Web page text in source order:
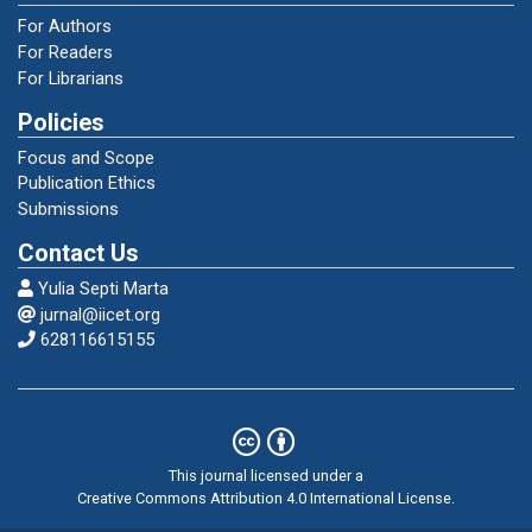
based on an Excel spreadsheet: Practical
Journal of Racket Sports Science, 1(2), 24–
Dinas Pendidikan Pemuda dan Olahraga.
(2023). Panduan pembinaan prestasi olahraga
nasional. Kementerian Pemuda dan Olahraga
Republik Indonesia.
Elliott, B., & Reid, M. (2017). Mechanics and
biomechanics of the groundstrokes and
science and technology (3rd ed., pp. 23–38).
Fernandez-Fernandez, J., Ulbricht, A., &
For Authors
For Readers
For Librarians
Policies
Focus and Scope
Publication Ethics
Submissions
Contact Us
Yulia Septi Marta
jurnal@iicet.org
628116615155
This journal licensed under a
Creative Commons Attribution 4.0 International License.